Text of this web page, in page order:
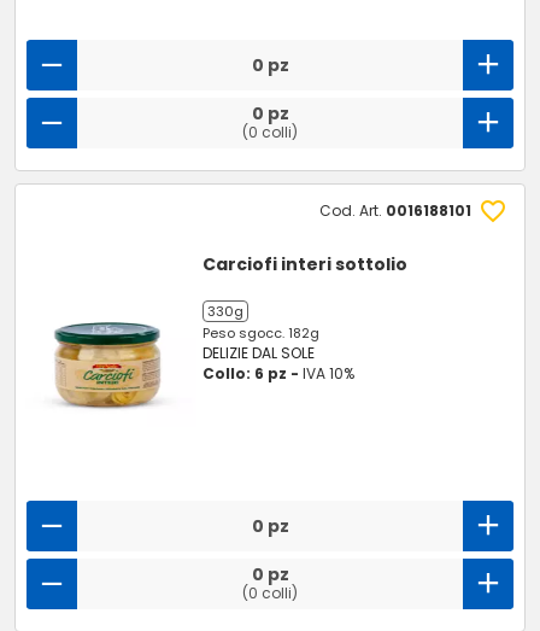
0 pz
0 pz
(0 colli)
Cod. Art. 0016188101
Carciofi interi sottolio
330g
Peso sgocc. 182g
DELIZIE DAL SOLE
Collo: 6 pz -IVA 10%
0 pz
0 pz
(0 colli)